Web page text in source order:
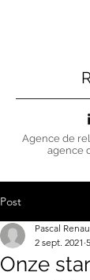
Agence de
agence
Post
Onze
Pascal
2 sept. 2021